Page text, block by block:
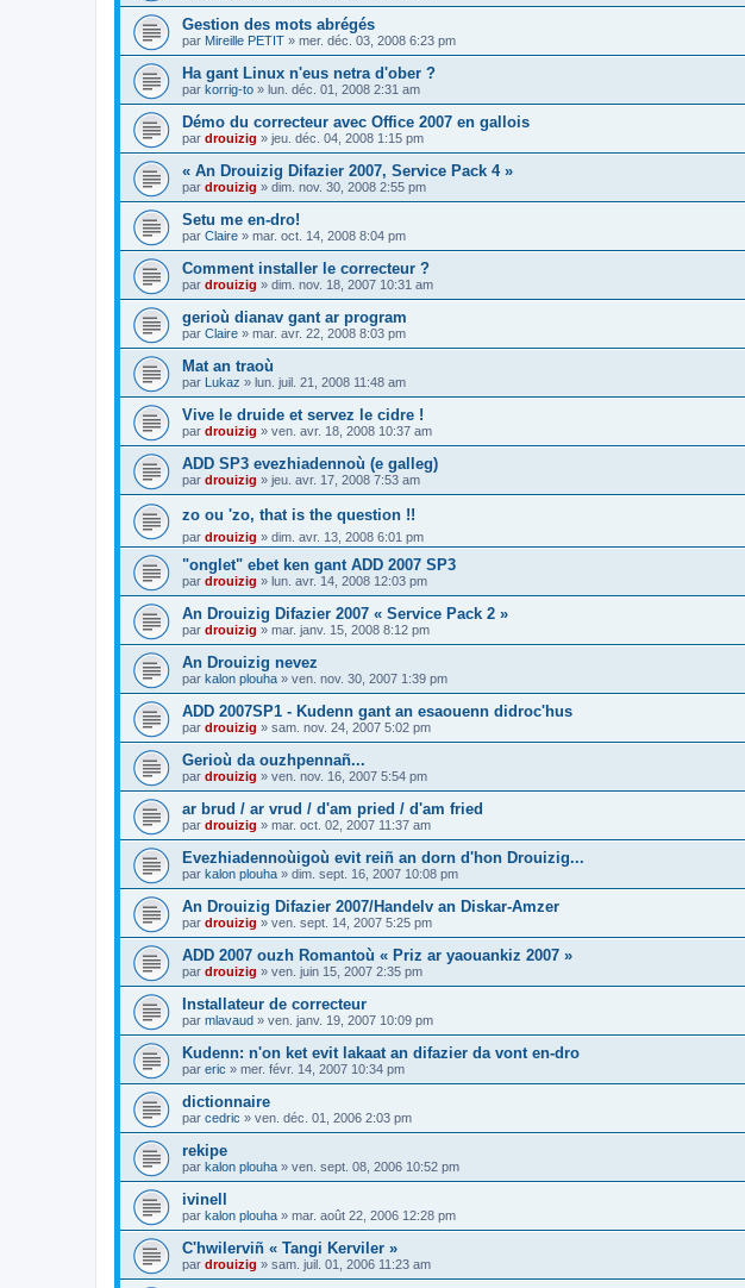
Gestion des mots abrégés
par Mireille PETIT » mer. déc. 03, 2008 6:23 pm
Ha gant Linux n'eus netra d'ober ?
par korrig-to » lun. déc. 01, 2008 2:31 am
Démo du correcteur avec Office 2007 en gallois
par drouizig » jeu. déc. 04, 2008 1:15 pm
« An Drouizig Difazier 2007, Service Pack 4 »
par drouizig » dim. nov. 30, 2008 2:55 pm
Setu me en-dro!
par Claire » mar. oct. 14, 2008 8:04 pm
Comment installer le correcteur ?
par drouizig » dim. nov. 18, 2007 10:31 am
gerioù dianav gant ar program
par Claire » mar. avr. 22, 2008 8:03 pm
Mat an traoù
par Lukaz » lun. juil. 21, 2008 11:48 am
Vive le druide et servez le cidre !
par drouizig » ven. avr. 18, 2008 10:37 am
ADD SP3 evezhiadennoù (e galleg)
par drouizig » jeu. avr. 17, 2008 7:53 am
zo ou 'zo, that is the question !!
par drouizig » dim. avr. 13, 2008 6:01 pm
"onglet" ebet ken gant ADD 2007 SP3
par drouizig » lun. avr. 14, 2008 12:03 pm
An Drouizig Difazier 2007 « Service Pack 2 »
par drouizig » mar. janv. 15, 2008 8:12 pm
An Drouizig nevez
par kalon plouha » ven. nov. 30, 2007 1:39 pm
ADD 2007SP1 - Kudenn gant an esaouenn didroc'hus
par drouizig » sam. nov. 24, 2007 5:02 pm
Gerioù da ouzhpennañ...
par drouizig » ven. nov. 16, 2007 5:54 pm
ar brud / ar vrud / d'am pried / d'am fried
par drouizig » mar. oct. 02, 2007 11:37 am
Evezhiadennoùigoù evit reiñ an dorn d'hon Drouizig...
par kalon plouha » dim. sept. 16, 2007 10:08 pm
An Drouizig Difazier 2007/Handelv an Diskar-Amzer
par drouizig » ven. sept. 14, 2007 5:25 pm
ADD 2007 ouzh Romantoù « Priz ar yaouankiz 2007 »
par drouizig » ven. juin 15, 2007 2:35 pm
Installateur de correcteur
par mlavaud » ven. janv. 19, 2007 10:09 pm
Kudenn: n'on ket evit lakaat an difazier da vont en-dro
par eric » mer. févr. 14, 2007 10:34 pm
dictionnaire
par cedric » ven. déc. 01, 2006 2:03 pm
rekipe
par kalon plouha » ven. sept. 08, 2006 10:52 pm
ivinell
par kalon plouha » mar. août 22, 2006 12:28 pm
C'hwilerviñ « Tangi Kerviler »
par drouizig » sam. juil. 01, 2006 11:23 am